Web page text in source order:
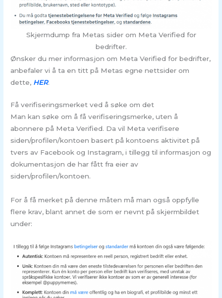
Skjermdump fra Metas sider om Meta Verified for
bedrifter.
Ønsker du mer informasjon om Meta Verified for bedrifter,
anbefaler vi å ta en titt på Metas egne nettsider om
dette, HER.
Få verifiseringsmerket ved å søke om det
Man kan søke om å få verifiseringsmerke, uten å
abonnere på Meta Verified. Da vil Meta verifisere
siden/profilen/kontoen basert på kontoens aktivitet på
tvers av Facebook og Instagram, i tillegg til informasjon og
dokumentasjon de har fått fra eier av
siden/profilen/kontoen.
For å få merket på denne måten må man også oppfylle
flere krav, blant annet de som er nevnt på skjermbildet
under: